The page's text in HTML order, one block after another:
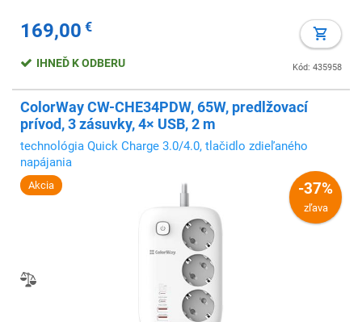
169,00 €
Kód: 435958
IHNEĎ K ODBERU
ColorWay CW-CHE34PDW, 65W, predlžovací
prívod, 3 zásuvky, 4× USB, 2 m
technológia Quick Charge 3.0/4.0, tlačidlo zdieľaného
napájania
Akcia -37%
zľava